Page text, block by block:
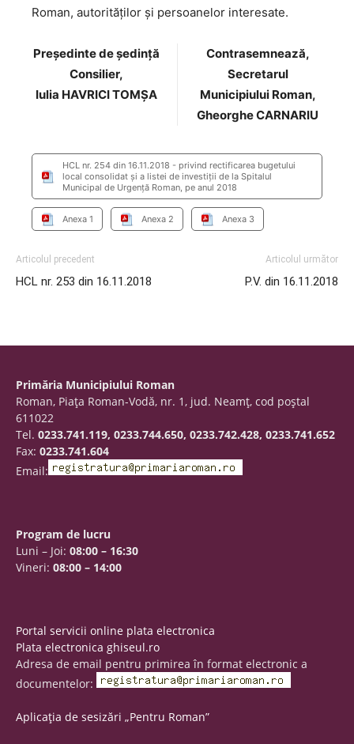
Roman, autorităţilor şi persoanelor interesate.
Preşedinte de şedinţă
Consilier,
Iulia HAVRICI TOMȘA
Contrasemnează,
Secretarul
Municipiului Roman,
Gheorghe CARNARIU
HCL nr. 254 din 16.11.2018 - privind rectificarea bugetului
local consolidat și a listei de investiții de la Spitalul
Municipal de Urgență Roman, pe anul 2018
Anexa 1 Anexa 2 Anexa 3
Articolul precedent
HCL nr. 253 din 16.11.2018
Articolul următor
P.V. din 16.11.2018
Primăria Municipiului Roman
Roman, Piaţa Roman-Vodă, nr. 1, jud. Neamţ, cod poştal
611022
Tel. 0233.741.119, 0233.744.650, 0233.742.428, 0233.741.652
Fax: 0233.741.604
Email:
Program de lucru
Luni – Joi: 08:00 – 16:30
Vineri: 08:00 – 14:00
Portal servicii online plata electronica
Plata electronica ghiseul.ro
Adresa de email pentru primirea în format electronic a
documentelor:
Aplicația de sesizări „Pentru Roman”